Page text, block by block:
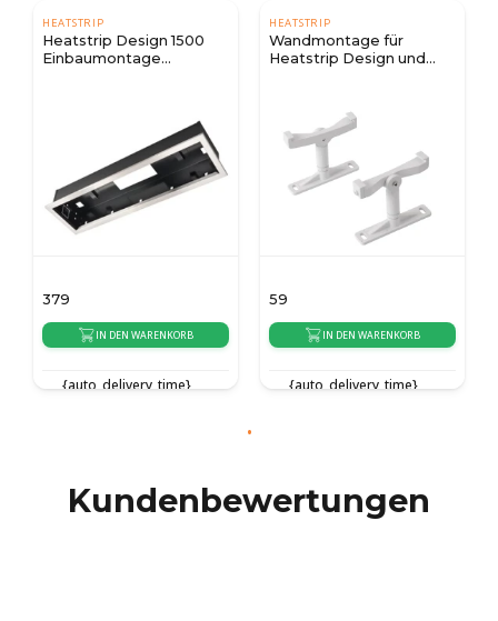
HEATSTRIP
Heatstrip Design 1500
Einbaumontage
379
IN DEN WARENKORB
{auto_delivery_time}
HEATSTRIP
Wandmontage für
Heatstrip Design und
59
IN DEN WARENKORB
{auto_delivery_time}
Kundenbewertungen